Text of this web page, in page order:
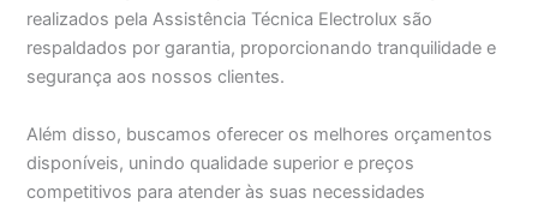
realizados pela Assistência Técnica Electrolux são
respaldados por garantia, proporcionando tranquilidade e
segurança aos nossos clientes.
Além disso, buscamos oferecer os melhores orçamentos
disponíveis, unindo qualidade superior e preços
competitivos para atender às suas necessidades